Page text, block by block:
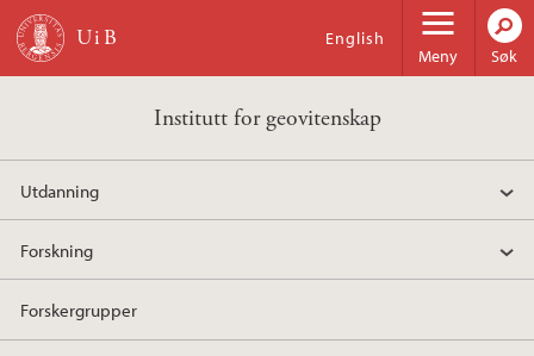
Hopp til hovedinnhold
Meny
English
Søk
Institutt for geovitenskap
Utdanning
Forskning
Forskergrupper